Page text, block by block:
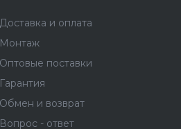
Доставка и оплата
Монтаж
Оптовые поставки
Гарантия
Обмен и возврат
Вопрос - ответ